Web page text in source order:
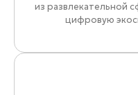
из развлекательной
цифровую